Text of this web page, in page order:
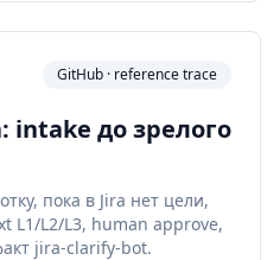
GitHub · reference trace
intake до зрелого
пока в Jira нет цели,
L1/L2/L3, human approve,
jira-clarify-bot.